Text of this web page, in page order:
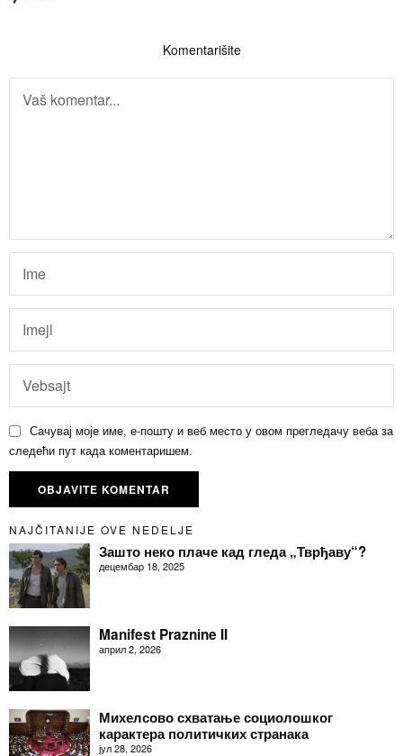
Komentarišite
Сачувај моје име, е-пошту и веб место у овом прегледачу веба за
следећи пут када коментаришем.
NAJČITANIJE OVE NEDELJE
Зашто неко плаче кад гледа „Тврђаву“?
децембар 18, 2025
Manifest Praznine II
април 2, 2026
Михелсово схватање социолошког
карактера политичких странака
јул 28, 2026